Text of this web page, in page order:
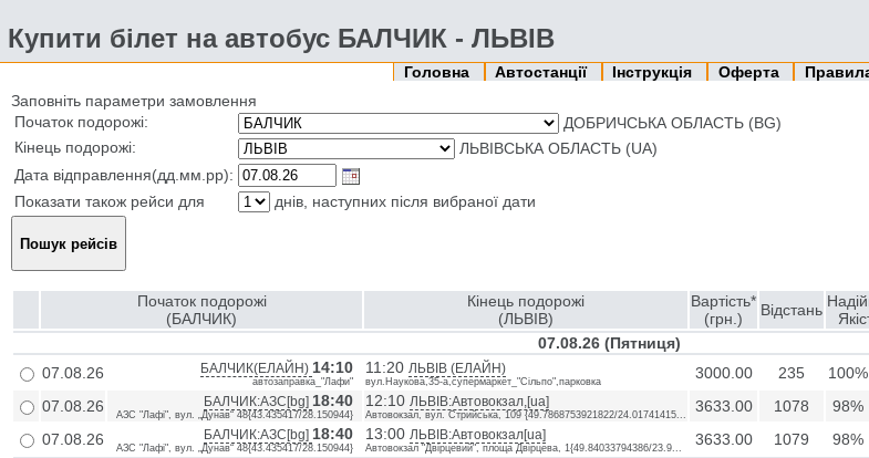
Купити білет на автобус БАЛЧИК - ЛЬВІВ
Головна Автостанції Інструкція Оферта
Заповніть параметри замовлення
Початок подорожі:
ДОБРИЧСЬКА ОБЛАСТЬ (BG)
Кінець подорожі:
ЛЬВІВСЬКА ОБЛАСТЬ (UA)
Дата відправлення(дд.мм.рр):
Показати також рейси для
днів, наступних після вибраної дати
Початок подорожі
(БАЛЧИК)
Кінець подорожі
(ЛЬВІВ)
Вартість*
(грн.)
Відстань
07.08.26 (Пятниця)
07.08.26
БАЛЧИК(ЕЛАЙН) 14:10
автозаправка_"Лафи"
11:20 ЛЬВІВ (ЕЛАЙН)
вул.Наукова,35-а,супермаркет_"Сільпо",парковка 3000.00 235
07.08.26 БАЛЧИК:АЗС[bg] 18:40
АЗС "Лафі", вул. „Дунав“ 48{43.435417/28.150944}
12:10 ЛЬВІВ:Автовокзал,[ua]
Автовокзал, вул. Стрийська, 109 {49.7868753921822/24.01741415... 3633.00 1078
07.08.26 БАЛЧИК:АЗС[bg] 18:40
АЗС "Лафі", вул. „Дунав“ 48{43.435417/28.150944}
13:00 ЛЬВІВ:Автовокзал[ua]
Автовокзал "Двірцевий", площа Двірцева, 1{49.84033794386/23.9... 3633.00 1079